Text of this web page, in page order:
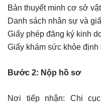
Bản thuyết minh cơ sở
Danh sách nhân sự và
Giấy phép đăng ký kinh
Giấy khám sức khỏe định
Bước 2: Nộp hồ sơ
Nơi tiếp nhận: Chi